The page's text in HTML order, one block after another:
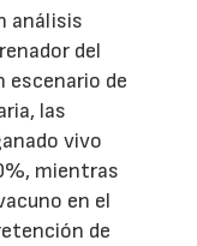
análisis
del
escenario de
las
vivo
mientras
en el
de